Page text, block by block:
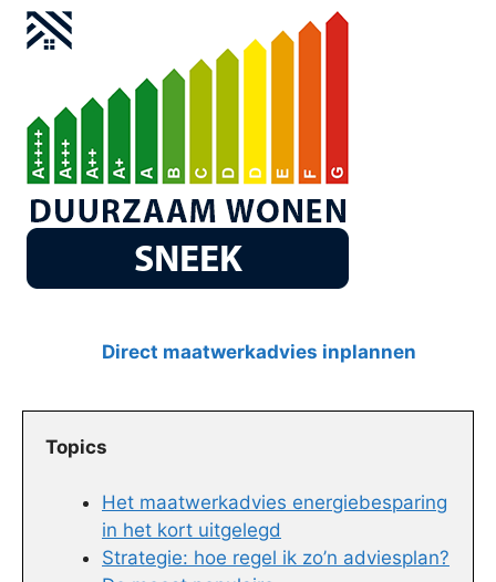
Direct maatwerkadvies inplannen
Topics
Het maatwerkadvies energiebesparing
in het kort uitgelegd
Strategie: hoe regel ik zo’n adviesplan?